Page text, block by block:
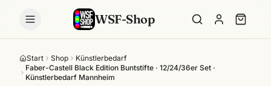
WSF-Shop
Start Shop
Künstlerbedarf
Faber-Castell Black Edition Buntstifte · 12/24/36er Set ·
Künstlerbedarf Mannheim